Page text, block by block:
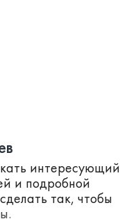
интересующий
и подробной
так, чтобы